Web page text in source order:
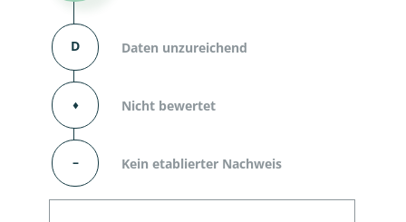
D Daten unzureichend
⬧ Nicht bewertet
– Kein etablierter Nachweis